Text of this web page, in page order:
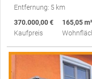
Entfernung: 5 km
370.000,00 €
Kaufpreis
165,05 m²